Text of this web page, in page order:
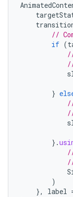
//
if (
}
}.
)
},
label